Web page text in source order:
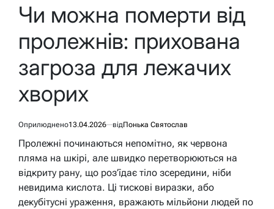
Чи можна померти від
пролежнів: прихована
загроза для лежачих
хворих
Оприлюднено13.04.2026 відПонька Святослав
Пролежні починаються непомітно, як червона
пляма на шкірі, але швидко перетворюються на
відкриту рану, що роз’їдає тіло зсередини, ніби
невидима кислота. Ці тискові виразки, або
декубітусні ураження, вражають мільйони людей по